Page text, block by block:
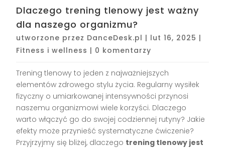
Dlaczego trening tlenowy jest ważny
dla naszego organizmu?
utworzone przez DanceDesk.pl | lut 16, 2025 |
Fitness i wellness | 0 komentarzy
Trening tlenowy to jeden z najważniejszych
elementów zdrowego stylu życia. Regularny wysiłek
fizyczny o umiarkowanej intensywności przynosi
naszemu organizmowi wiele korzyści. Dlaczego
warto włączyć go do swojej codziennej rutyny? Jakie
efekty może przynieść systematyczne ćwiczenie?
Przyjrzyjmy się bliżej, dlaczego trening tlenowy jest